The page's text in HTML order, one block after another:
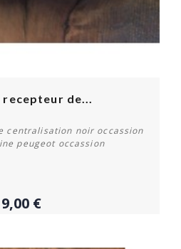
Acheter
recepteur de...
centralisation noir occassion
peugeot occassion
9,00 €